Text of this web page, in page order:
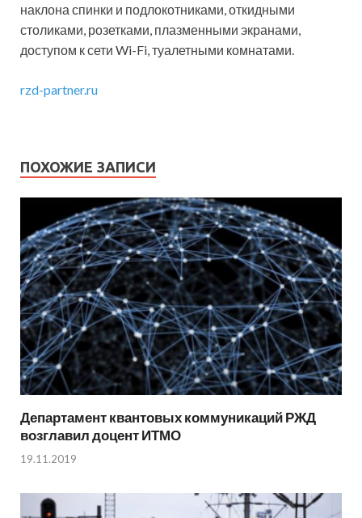
наклона спинки и подлокотниками, откидными
столиками, розетками, плазменными экранами,
доступом к сети Wi-Fi, туалетными комнатами.
rzd-partner.ru
ПОХОЖИЕ ЗАПИСИ
Департамент квантовых коммуникаций РЖД
возглавил доцент ИТМО
19.11.2019